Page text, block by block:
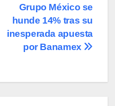
Grupo México se
hunde 14% tras su
inesperada apuesta
por Banamex